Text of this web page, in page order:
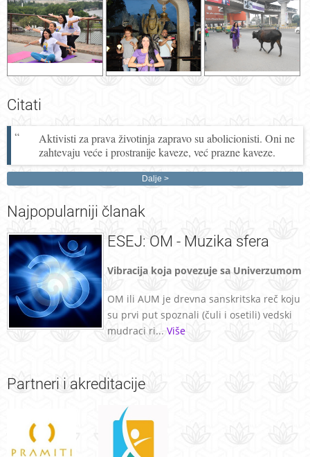
Citati
Aktivisti za prava životinja zapravo su abolicionisti. Oni ne
zahtevaju veće i prostranije kaveze, već prazne kaveze.
Dalje
Najpopularniji članak
ESEJ: OM - Muzika sfera
Vibracija koja povezuje sa Univerzumom
OM ili AUM je drevna sanskritska reč koju
su prvi put spoznali (čuli i osetili) vedski
mudraci ri... Više
Partneri i akreditacije